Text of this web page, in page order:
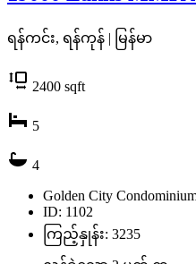
ရန်ကင်း, ရန်ကုန် | မြန်မာ
2400 sqft
5
4
Golden City
ID: 1102
ကြည့်နှုန်း: 3235